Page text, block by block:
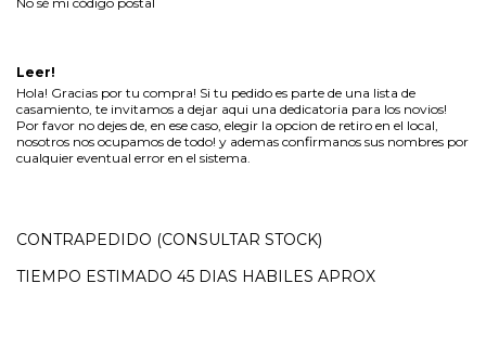
Leer!
Hola! Gracias por tu compra! Si tu pedido es parte de una lista de
casamiento, te invitamos a dejar aqui una dedicatoria para los novios!
Por favor no dejes de, en ese caso, elegir la opcion de retiro en el local,
nosotros nos ocupamos de todo! y ademas confirmanos sus nombres por
cualquier eventual error en el sistema.
CONTRAPEDIDO (CONSULTAR STOCK)
TIEMPO ESTIMADO 45 DIAS HABILES APROX